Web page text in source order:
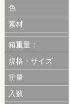
色
素材
箱重量：
規格・サイズ
重量
入数